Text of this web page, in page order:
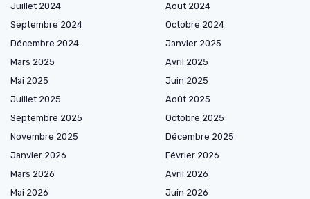
Juillet 2024
Août 2024
Septembre 2024
Octobre 2024
Décembre 2024
Janvier 2025
Mars 2025
Avril 2025
Mai 2025
Juin 2025
Juillet 2025
Août 2025
Septembre 2025
Octobre 2025
Novembre 2025
Décembre 2025
Janvier 2026
Février 2026
Mars 2026
Avril 2026
Mai 2026
Juin 2026